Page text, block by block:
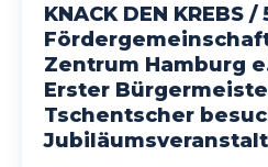
KNACK DEN KREBS
Zentrum Hamburg
Erster
Tschentscher